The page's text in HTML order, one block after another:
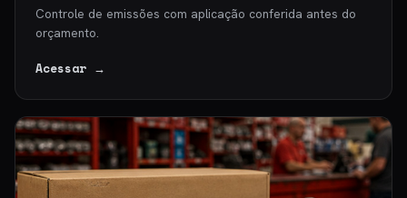
Controle de emissões com aplicação conferida antes do
orçamento.
Acessar →